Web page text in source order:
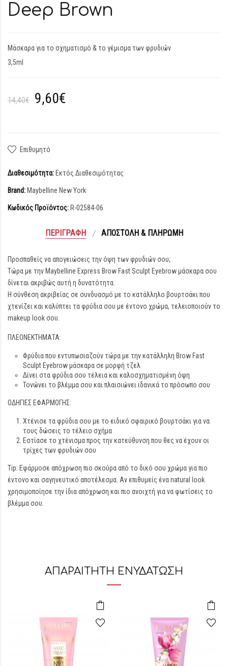
Deep Brown
Μάσκαρα για το σχηματισμό & το γέμισμα των φρυδιών
3,5ml
14,40€ 9,60€
Επιθυμητό
Διαθεσιμότητα: Εκτός Διαθεσιμότητας
Brand: Maybelline New York
Κωδικός Προϊόντος: R-02584-06
ΠΕΡΙΓΡΑΦΉ ΑΠΟΣΤΟΛΉ & ΠΛΗΡΩΜΉ
Προσπαθείς να απογειώσεις την όψη των φρυδιών σου;
Τώρα με την Maybelline Express Brow Fast Sculpt Eyebrow μάσκαρα σου
δίνεται ακριβώς αυτή η δυνατότητα.
Η σύνθεση ακριβείας σε συνδυασμό με το κατάλληλο βουρτσάκι που
χτενίζει και καλύπτει τα φρύδια σου με έντονο χρώμα, τελειοποιούν το
makeup look σου.
ΠΛΕΟΝΕΚΤΗΜΑΤΑ:
Φρύδια που εντυπωσιαζούν τώρα με την κατάλληλη Brow Fast
Sculpt Eyebrow μάσκαρα σε μορφή τζελ
Δίνει στα φρύδια σου τέλεια και καλοσχηματισμένη όψη
Τονώνει το βλέμμα σου και πλαισιώνει ιδανικά το πρόσωπο σου
ΟΔΗΓΙΕΣ ΕΦΑΡΜΟΓΗΣ:
Χτένισε τα φρύδια σου με το ειδικό σφαιρικό βουρτσάκι για να
τους δώσεις το τέλειο σχήμα
Εστίασε το χτένισμα προς την κατεύθυνση που θες να έχουν οι
τρίχες των φρυδιών σου
Tip: Εφάρμοσε απόχρωση πιο σκούρα από το δικό σου χρώμα για πιο
έντονο και σαγηνευτικό αποτέλεσμα. Αν επιθυμείς ένα natural look
χρησιμοποίησε την ίδια απόχρωση και πιο ανοιχτή για να φωτίσεις το
βλέμμα σου.
ΑΠΑΡΑΙΤΗΤΗ ΕΝΥΔΑΤΩΣΗ